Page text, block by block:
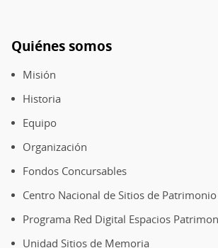
Pie
de
página
Quiénes somos
Misión
Historia
Equipo
Organización
Fondos Concursables
Centro Nacional de Sitios de
Programa Red Digital Espacios
Unidad Sitios de Memoria